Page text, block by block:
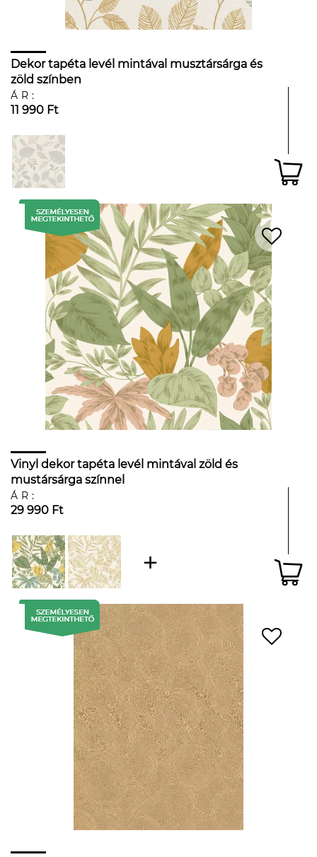
Dekor tapéta levél mintával musztársárga és
zöld színben
ÁR:
11 990 Ft
Vinyl dekor tapéta levél mintával zöld és
mustársárga színnel
ÁR:
29 990 Ft